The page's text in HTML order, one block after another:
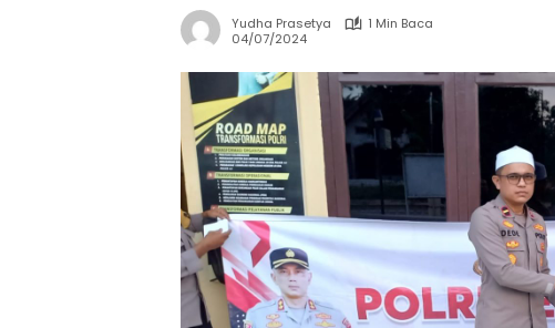
Yudha Prasetya
1 Min Baca
04/07/2024